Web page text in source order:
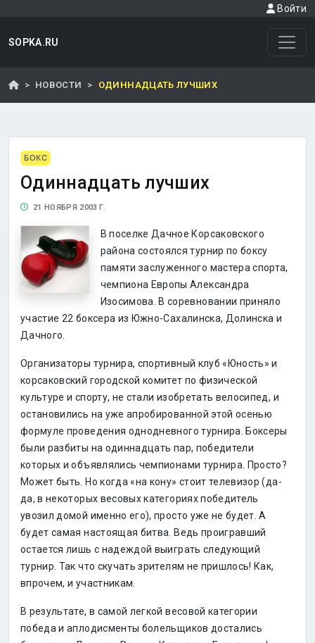
Войти
SOPKA.RU
НОВОСТИ ОДИННАДЦАТЬ ЛУЧШИХ
БОКС
Одиннадцать лучших
21 НОЯБРЯ 2003 Г.
В поселке Дачное Корсаковского
района состоялся турнир по боксу
памяти заслуженного мастера спорта,
чемпиона Европы Александра
Изосимова. В соревновании приняло
участие 22 боксера из Южно-Сахалинска, Долинска и
Дачного.
Организаторы турнира, спортивный клуб «Юность» и
корсаковский городской комитет по физической
культуре и спорту, не стали изобретать велосипед, и
остановились на уже апробированной этой осенью
формуле проведения однодневного турнира. Боксеры
были разбиты на одиннадцать пар, победители
которых и объявлялись чемпионами турнира. Просто?
Может быть. Но когда «на кону» стоит телевизор (да-
да, в некоторых весовых категориях победитель
увозил домой именно его), просто уже не будет. А
будет самая настоящая битва. Ведь проигравший
остается лишь с надеждой выиграть следующий
турнир. Так что скучать зрителям не пришлось! Как,
впрочем, и участникам.
В результате, в самой легкой весовой категории
победа и аплодисменты болельщиков достались